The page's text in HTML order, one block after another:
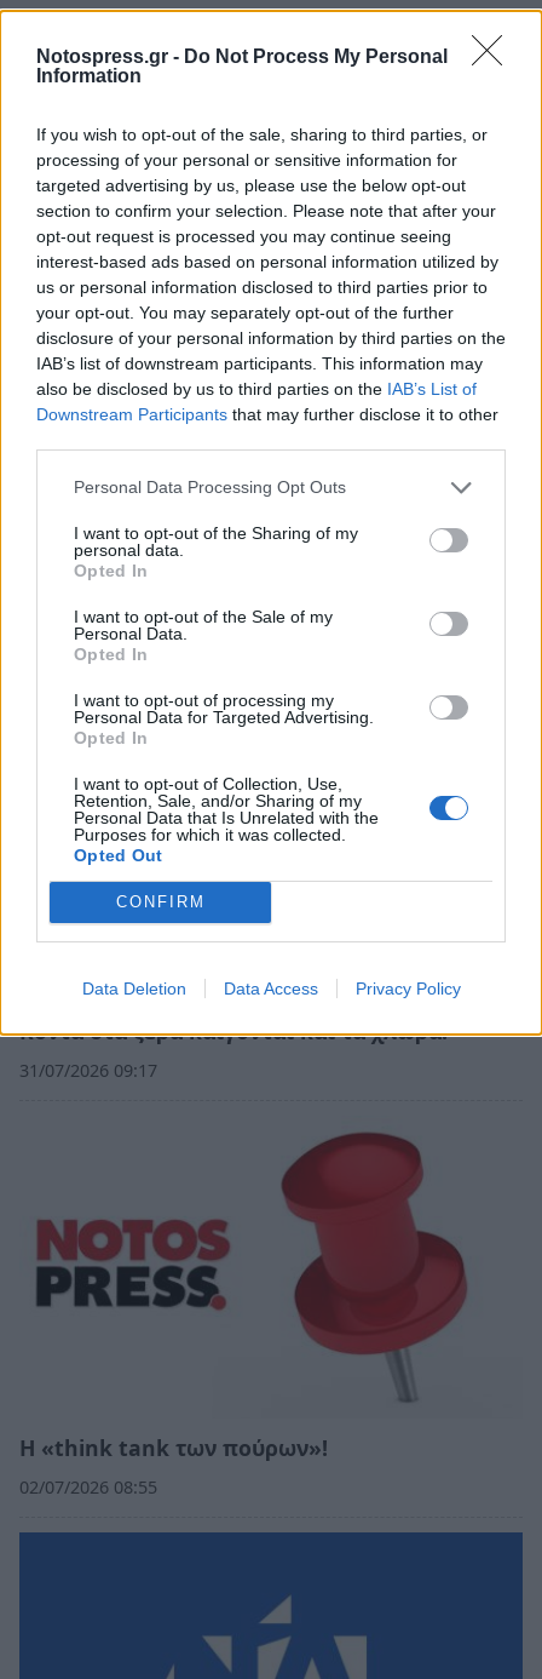
Notospress.gr - Do Not Process My Personal
Information
If you wish to opt-out of the sale, sharing to third parties, or
processing of your personal or sensitive information for
targeted advertising by us, please use the below opt-out
section to confirm your selection. Please note that after your
opt-out request is processed you may continue seeing
interest-based ads based on personal information utilized by
us or personal information disclosed to third parties prior to
your opt-out. You may separately opt-out of the further
disclosure of your personal information by third parties on the
IAB’s list of downstream participants. This information may
also be disclosed by us to third parties on the IAB’s List of
Downstream Participants that may further disclose it to other
Personal Data Processing Opt Outs
I want to opt-out of the Sharing of my
personal data.
Opted In
I want to opt-out of the Sale of my
Personal Data.
Opted In
I want to opt-out of processing my
Personal Data for Targeted Advertising.
Opted In
I want to opt-out of Collection, Use,
Retention, Sale, and/or Sharing of my
Personal Data that Is Unrelated with the
Purposes for which it was collected.
Opted Out
CONFIRM
Data Deletion Data Access Privacy Policy
Σχετικά Άρθρα
Κοντά στα ξερά καίγονται και τα χλωρά!
31/07/2026 09:17
Η «think tank των πούρων»!
02/07/2026 08:55